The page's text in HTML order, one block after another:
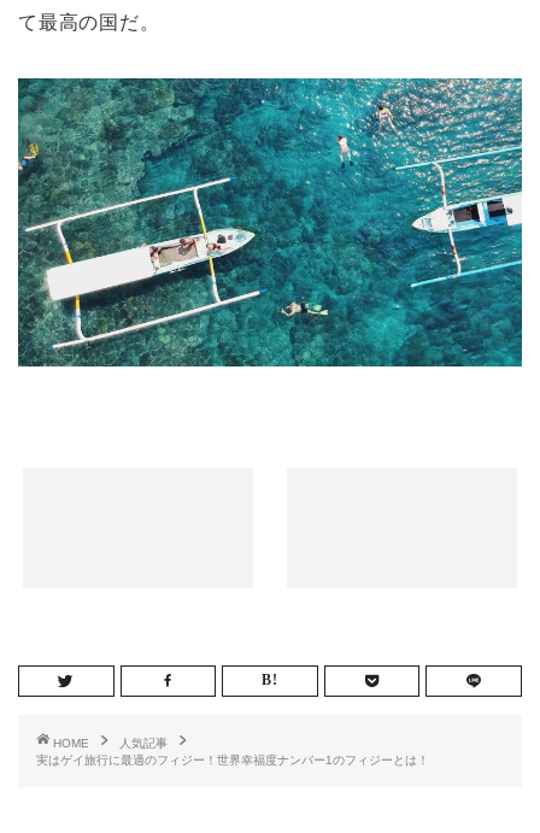
て最高の国だ。
HOME
人気記事
実はゲイ旅行に最適のフィジー！世界幸福度ナンバー1のフィジーとは！